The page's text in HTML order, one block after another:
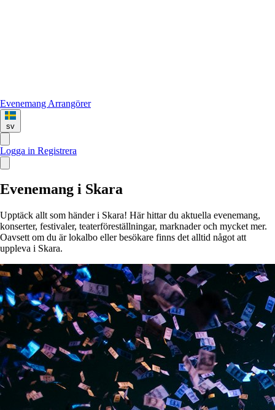
Evenemang Arrangörer
sv
Logga in Registrera
Evenemang i Skara
Upptäck allt som händer i Skara! Här hittar du aktuella evenemang,
konserter, festivaler, teaterföreställningar, marknader och mycket mer.
Oavsett om du är lokalbo eller besökare finns det alltid något att
uppleva i Skara.